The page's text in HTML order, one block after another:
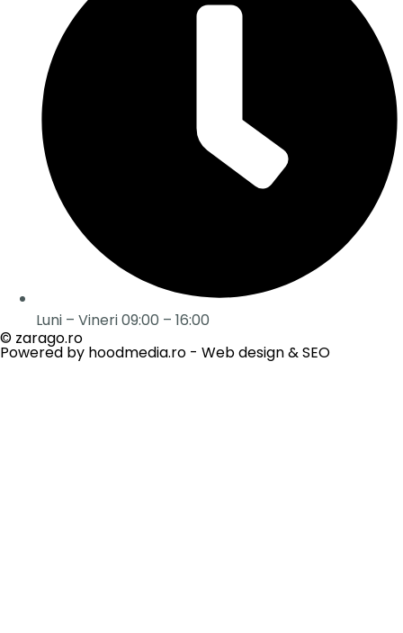
Luni – Vineri 09:00 – 16:00
© zarago.ro
Powered by hoodmedia.ro - Web design & SEO